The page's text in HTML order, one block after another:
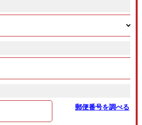
郵便番号を調べる